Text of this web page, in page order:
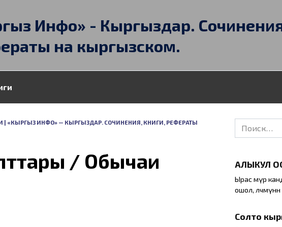
Инфо» - Кыргыздар.
на кыргызском.
«КЫРГЫЗ ИНФО» — КЫРГЫЗДАР. СОЧИНЕНИЯ, КНИГИ, РЕФЕРАТЫ
/ Обычаи
Search
for:
АЛЫКУЛ
Ырас өмүр
ошол, өлчөмүнөн
Солто